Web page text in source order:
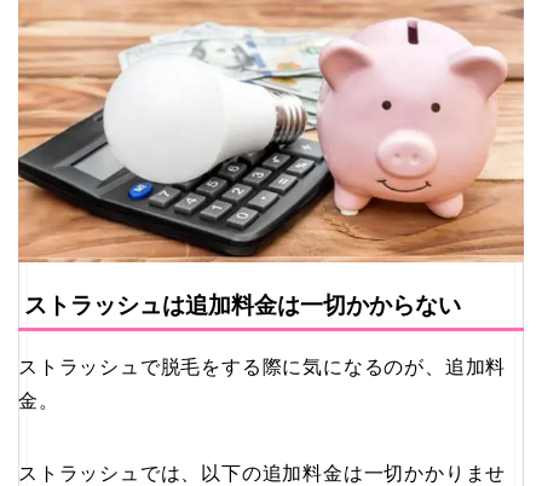
ストラッシュは追加料金は一切かからない
ストラッシュで脱毛をする際に気になるのが、追加料
金。
ストラッシュでは、以下の追加料金は一切かかりませ